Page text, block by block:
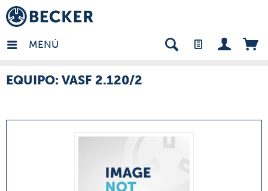
MENÚ
- ES
EQUIPO: VASF 2.120/2